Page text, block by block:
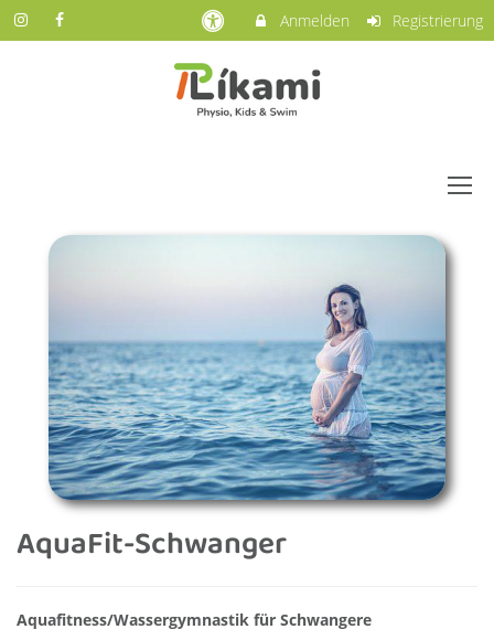
Anmelden Registrierung
AquaFit-Schwanger
Aquafitness/Wassergymnastik für Schwangere